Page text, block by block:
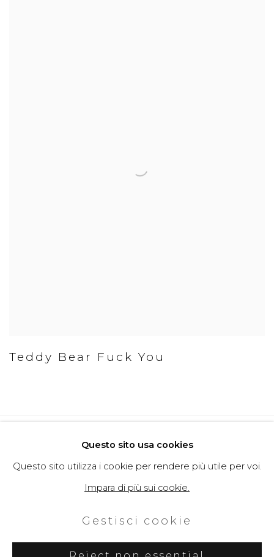
Teddy Bear Fuck You
Politica della Privacy
Cookie Policy
Gestisci cookie
Copyright © 2026 Filippo Tincolini
Questo sito usa cookies
Questo sito utilizza i cookie per rendere più utile per voi.
Impara di più sui cookie.
Gestisci cookie